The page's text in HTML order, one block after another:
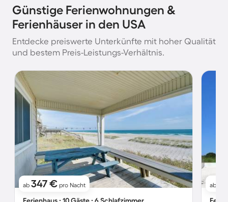
Günstige Ferienwohnungen &
Ferienhäuser in den USA
Entdecke preiswerte Unterkünfte mit hoher Qualität
und bestem Preis-Leistungs-Verhältnis.
ab 347 € pro Nacht ab